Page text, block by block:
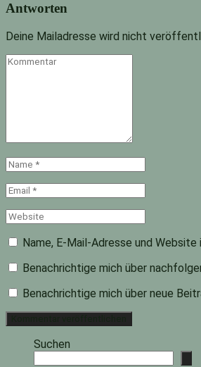
Antworten
Deine Mailadresse wird nicht
Kommentar
Name
*
Email
*
Website
Name, E-Mail-Adresse und
Benachrichtige mich über
Benachrichtige mich über neue
Suchen